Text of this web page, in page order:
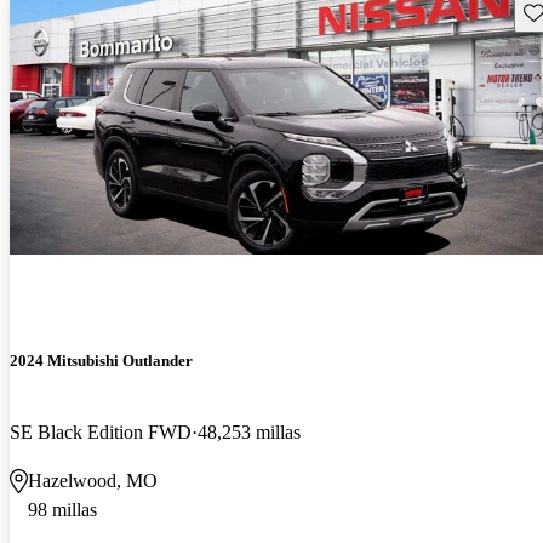
2024 Mitsubishi Outlander
SE Black Edition FWD 48,253 millas
Hazelwood, MO
98 millas